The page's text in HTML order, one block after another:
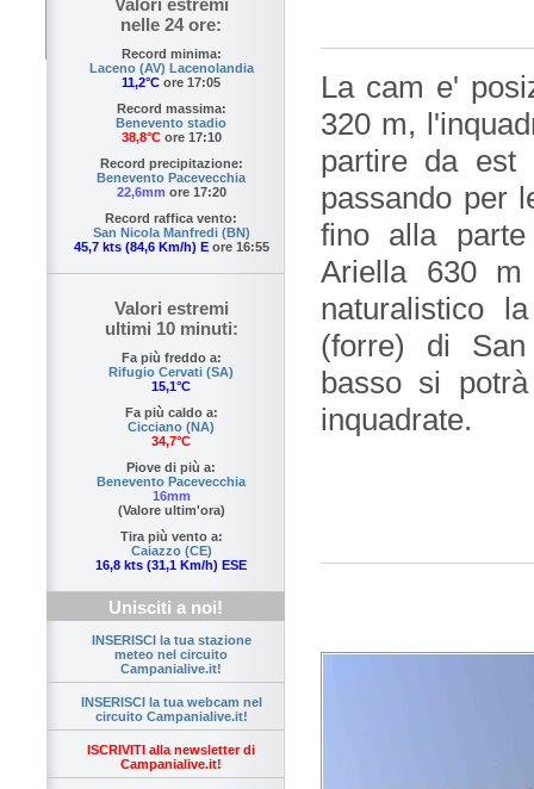
Valori estremi
nelle 24 ore:
Record minima:
Laceno (AV) Lacenolandia
11,2°C ore 17:05
Record massima:
Benevento stadio
38,8°Core 17:10
Record precipitazione:
Benevento Pacevecchia
22,6mm ore 17:20
Record raffica vento:
San Nicola Manfredi (BN)
45,7 kts (84,6 Km/h) Eore 16:55
Valori estremi
ultimi 10 minuti:
Fa più freddo a:
Rifugio Cervati (SA)
15,1°C
Fa più caldo a:
Cicciano (NA)
34,7°C
Piove di più a:
Benevento Pacevecchia
16mm
(Valore ultim'ora)
Tira più vento a:
Caiazzo (CE)
16,8 kts (31,1 Km/h) ESE
Unisciti a noi!
INSERISCI la tua stazione
meteo nel circuito
Campanialive.it!
INSERISCI la tua webcam nel
circuito Campanialive.it!
ISCRIVITI alla newsletter di
Campanialive.it!
La cam e'
320 m,
partire da est
passando per
fino alla
Ariella 630 m
naturalistico
(forre) di San
basso si
inquadrate.